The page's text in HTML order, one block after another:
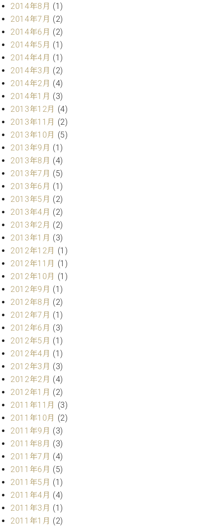
フ
タ
ー
サ
ー
ビ
(調
律)
調
律
師
介
調
律
料
金
表
問
い
合
わ
せ
尾山調律師のブ
ログ Die
Musikgasse（音
楽の小道）
2014年8月 (1)
2014年7月 (2)
2014年6月 (2)
2014年5月 (1)
2014年4月 (1)
2014年3月 (2)
2014年2月 (4)
2014年1月 (3)
2013年12月 (4)
2013年11月 (2)
2013年10月 (5)
2013年9月 (1)
2013年8月 (4)
2013年7月 (5)
2013年6月 (1)
2013年5月 (2)
2013年4月 (2)
2013年2月 (2)
2013年1月 (3)
2012年12月 (1)
2012年11月 (1)
2012年10月 (1)
2012年9月 (1)
2012年8月 (2)
2012年7月 (1)
2012年6月 (3)
2012年5月 (1)
2012年4月 (1)
2012年3月 (3)
2012年2月 (4)
2012年1月 (2)
2011年11月 (3)
2011年10月 (2)
2011年9月 (3)
2011年8月 (3)
2011年7月 (4)
2011年6月 (5)
2011年5月 (1)
2011年4月 (4)
2011年3月 (1)
2011年1月 (2)